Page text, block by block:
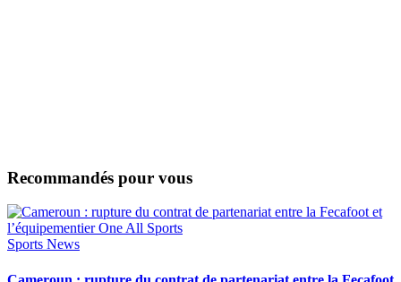
Recommandés pour vous
Sports News